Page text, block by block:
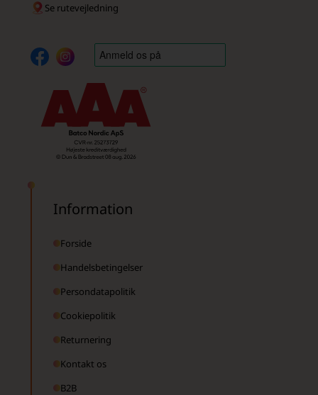
Se rutevejledning
Information
Forside
Handelsbetingelser
Persondatapolitik
Cookiepolitik
Returnering
Kontakt os
B2B